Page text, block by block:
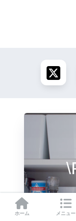
ホーム メニュー